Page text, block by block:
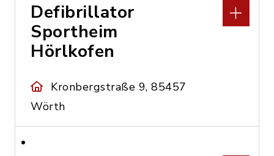
Defibrillator
Sportheim
Hörlkofen
Kronbergstraße 9, 85457
Wörth